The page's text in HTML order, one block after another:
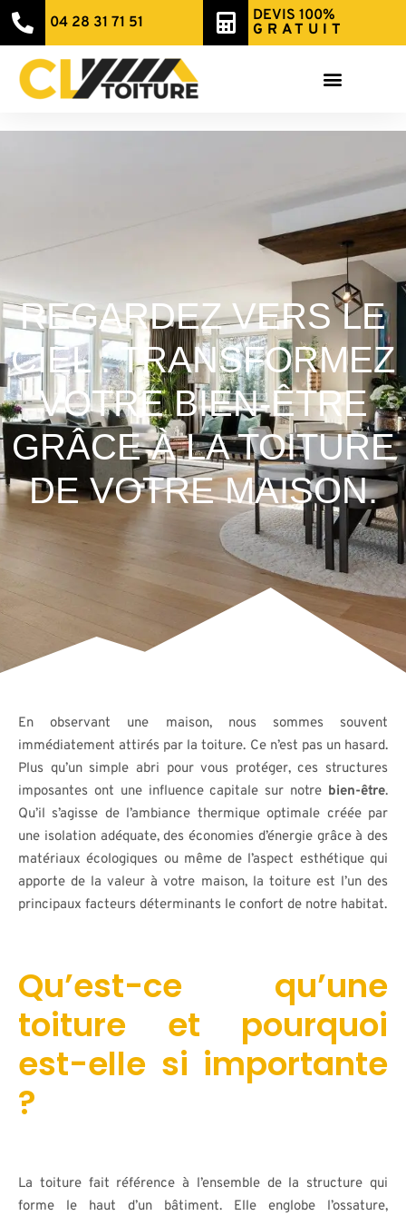
REGARDEZ VERS LE
CIEL : TRANSFORMEZ
VOTRE BIEN-ÊTRE
GRÂCE À LA TOITURE
DE VOTRE MAISON.
En observant une maison, nous sommes souvent
immédiatement attirés par la toiture. Ce n’est pas un hasard.
Plus qu’un simple abri pour vous protéger, ces structures
imposantes ont une influence capitale sur notre bien-être.
Qu’il s’agisse de l’ambiance thermique optimale créée par
une isolation adéquate, des économies d’énergie grâce à des
matériaux écologiques ou même de l’aspect esthétique qui
apporte de la valeur à votre maison, la toiture est l’un des
principaux facteurs déterminants le confort de notre habitat.
Qu’est-ce qu’une
toiture et pourquoi
est-elle si importante
?
La toiture fait référence à l’ensemble de la structure qui
forme le haut d’un bâtiment. Elle englobe l’ossature,
04 28 31 71 51
DEVIS 100%
GRATUIT